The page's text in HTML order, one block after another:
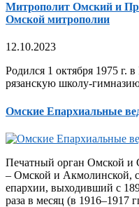
Митрополит Омский и
Омской митрополии
12.10.2023
Родился 1 октября 1975 г.
рязанскую школу-
Омские Епархиальные
Печатный орган Омской и
– Омской и Акмолинской,
епархии, выходивший с
раза в месяц (в 1916–1917